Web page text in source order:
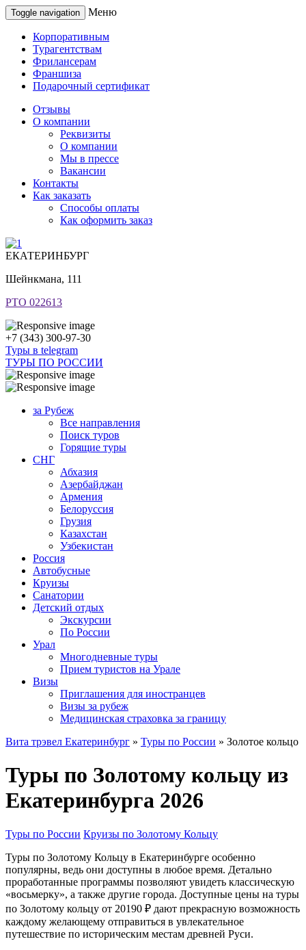
Toggle navigation Меню
Корпоративным
Турагентствам
Фрилансерам
Франшиза
Подарочный сертификат
Отзывы
О компании
Реквизиты
О компании
Мы в прессе
Вакансии
Контакты
Как заказать
Способы оплаты
Как оформить заказ
ЕКАТЕРИНБУРГ
Шейнкмана, 111
РТО 022613
+7 (343) 300-97-30
Туры в telegram
ТУРЫ ПО РОССИИ
за Рубеж
Все направления
Поиск туров
Горящие туры
СНГ
Абхазия
Азербайджан
Армения
Белоруссия
Грузия
Казахстан
Узбекистан
Россия
Автобусные
Круизы
Санатории
Детский отдых
Экскурсии
По России
Урал
Многодневные туры
Прием туристов на Урале
Визы
Приглашения для иностранцев
Визы за рубеж
Медицинская страховка за границу
Вита трэвел Екатеринбург » Туры по России » Золотое кольцо
Туры по Золотому кольцу из
Екатеринбурга 2026
Туры по России Круизы по Золотому Кольцу
Туры по Золотому Кольцу в Екатеринбурге особенно
популярны, ведь они доступны в любое время. Детально
проработанные программы позволяют увидеть классическую
«восьмерку», а также другие города. Доступные цены на туры
по Золотому кольцу от 20190 ₽ дают прекрасную возможность
каждому желающему отправиться в увлекательное
путешествие по историческим местам древней Руси.